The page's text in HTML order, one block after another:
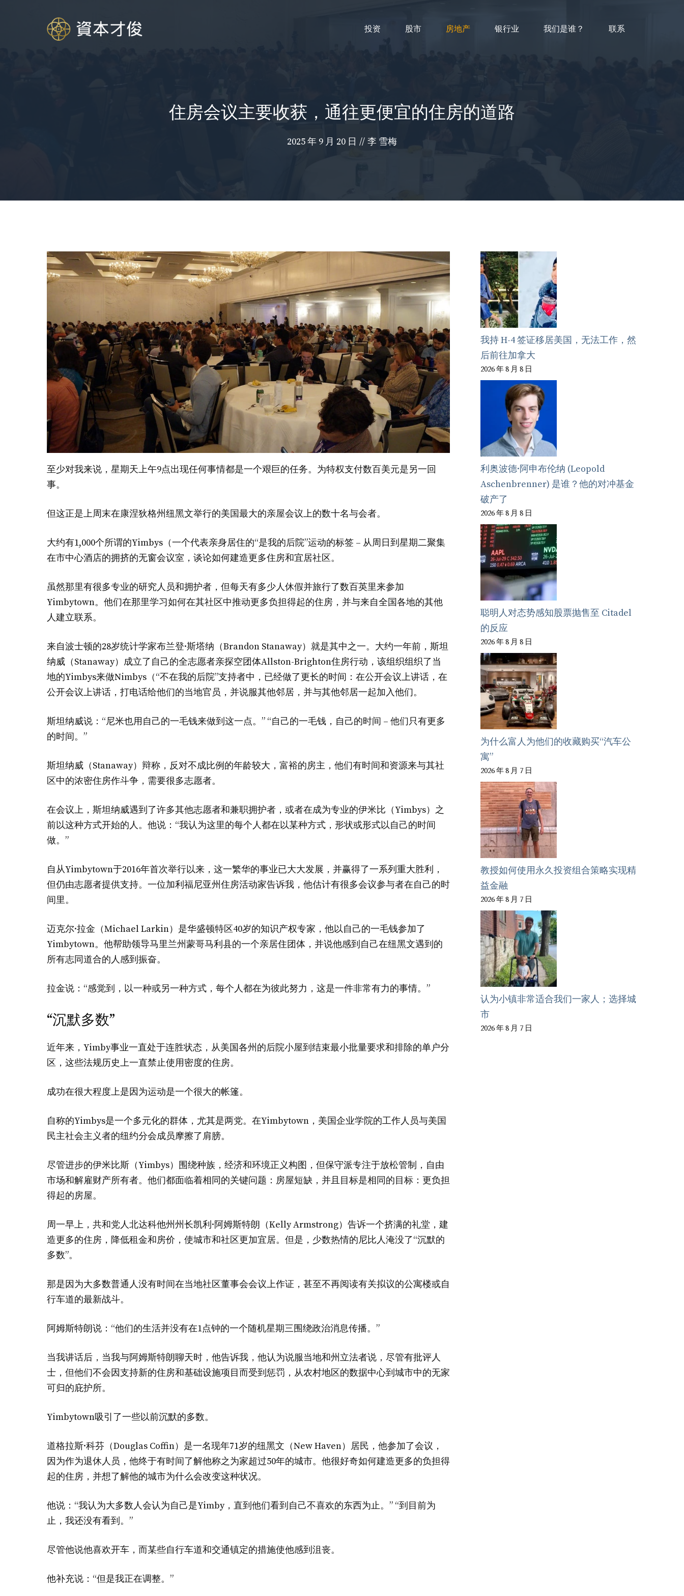
投资 股市 房地产 银行业 我们是谁？ 联系
住房会议主要收获，通往更便宜的住房的道路
2025 年 9 月 20 日 // 李 雪梅
至少对我来说，星期天上午9点出现任何事情都是一个艰巨的任务。为特权支付数百美元是另一回
事。
但这正是上周末在康涅狄格州纽黑文举行的美国最大的亲屋会议上的数十名与会者。
大约有1,000个所谓的Yimbys（一个代表亲身居住的“是我的后院”运动的标签 – 从周日到星期二聚集
在市中心酒店的拥挤的无窗会议室，谈论如何建造更多住房和宜居社区。
虽然那里有很多专业的研究人员和拥护者，但每天有多少人休假并旅行了数百英里来参加
Yimbytown。他们在那里学习如何在其社区中推动更多负担得起的住房，并与来自全国各地的其他
人建立联系。
来自波士顿的28岁统计学家布兰登·斯塔纳（Brandon Stanaway）就是其中之一。大约一年前，斯坦
纳威（Stanaway）成立了自己的全志愿者亲探空团体Allston-Brighton住房行动，该组织组织了当
地的Yimbys来做Nimbys（“不在我的后院”支持者中，已经做了更长的时间：在公开会议上讲话，在
公开会议上讲话，打电话给他们的当地官员，并说服其他邻居，并与其他邻居一起加入他们。
斯坦纳威说：“尼米也用自己的一毛钱来做到这一点。” “自己的一毛钱，自己的时间 – 他们只有更多
的时间。”
斯坦纳威（Stanaway）辩称，反对不成比例的年龄较大，富裕的房主，他们有时间和资源来与其社
区中的浓密住房作斗争，需要很多志愿者。
在会议上，斯坦纳威遇到了许多其他志愿者和兼职拥护者，或者在成为专业的伊米比（Yimbys）之
前以这种方式开始的人。他说：“我认为这里的每个人都在以某种方式，形状或形式以自己的时间
做。”
自从Yimbytown于2016年首次举行以来，这一繁华的事业已大大发展，并赢得了一系列重大胜利，
但仍由志愿者提供支持。一位加利福尼亚州住房活动家告诉我，他估计有很多会议参与者在自己的时
间里。
迈克尔·拉金（Michael Larkin）是华盛顿特区40岁的知识产权专家，他以自己的一毛钱参加了
Yimbytown。他帮助领导马里兰州蒙哥马利县的一个亲居住团体，并说他感到自己在纽黑文遇到的
所有志同道合的人感到振奋。
拉金说：“感觉到，以一种或另一种方式，每个人都在为彼此努力，这是一件非常有力的事情。”
“沉默多数”
近年来，Yimby事业一直处于连胜状态，从美国各州的后院小屋到结束最小批量要求和排除的单户分
区，这些法规历史上一直禁止使用密度的住房。
成功在很大程度上是因为运动是一个很大的帐篷。
自称的Yimbys是一个多元化的群体，尤其是两党。在Yimbytown，美国企业学院的工作人员与美国
民主社会主义者的纽约分会成员摩擦了肩膀。
尽管进步的伊米比斯（Yimbys）围绕种族，经济和环境正义构图，但保守派专注于放松管制，自由
市场和解雇财产所有者。他们都面临着相同的关键问题：房屋短缺，并且目标是相同的目标：更负担
得起的房屋。
周一早上，共和党人北达科他州州长凯利·阿姆斯特朗（Kelly Armstrong）告诉一个挤满的礼堂，建
造更多的住房，降低租金和房价，使城市和社区更加宜居。但是，少数热情的尼比人淹没了“沉默的
多数”。
那是因为大多数普通人没有时间在当地社区董事会会议上作证，甚至不再阅读有关拟议的公寓楼或自
行车道的最新战斗。
阿姆斯特朗说：“他们的生活并没有在1点钟的一个随机星期三围绕政治消息传播。”
当我讲话后，当我与阿姆斯特朗聊天时，他告诉我，他认为说服当地和州立法者说，尽管有批评人
士，但他们不会因支持新的住房和基础设施项目而受到惩罚，从农村地区的数据中心到城市中的无家
可归的庇护所。
Yimbytown吸引了一些以前沉默的多数。
道格拉斯·科芬（Douglas Coffin）是一名现年71岁的纽黑文（New Haven）居民，他参加了会议，
因为作为退休人员，他终于有时间了解他称之为家超过50年的城市。他很好奇如何建造更多的负担得
起的住房，并想了解他的城市为什么会改变这种状况。
他说：“我认为大多数人会认为自己是Yimby，直到他们看到自己不喜欢的东西为止。” “到目前为
止，我还没有看到。”
尽管他说他喜欢开车，而某些自行车道和交通镇定的措施使他感到沮丧。
他补充说：“但是我正在调整。”
我持 H-4 签证移居美国，无法工作，然
后前往加拿大
2026 年 8 月 8 日
利奥波德·阿申布伦纳 (Leopold
Aschenbrenner) 是谁？他的对冲基金
破产了
2026 年 8 月 8 日
聪明人对态势感知股票抛售至 Citadel
的反应
2026 年 8 月 8 日
为什么富人为他们的收藏购买“汽车公
寓”
2026 年 8 月 7 日
教授如何使用永久投资组合策略实现精
益金融
2026 年 8 月 7 日
认为小镇非常适合我们一家人；选择城
市
2026 年 8 月 7 日